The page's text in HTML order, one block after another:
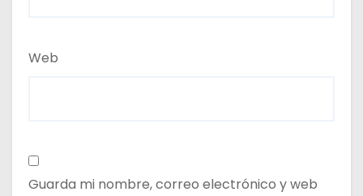
Web
Guarda mi nombre, correo electrónico y web